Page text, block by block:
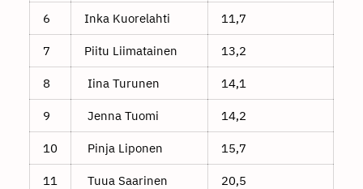
6 Inka Kuorelahti 11,7
7 Piitu Liimatainen 13,2
8 Iina Turunen 14,1
9 Jenna Tuomi 14,2
10 Pinja Liponen 15,7
11 Tuua Saarinen 20,5